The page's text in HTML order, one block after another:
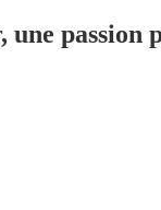
passion